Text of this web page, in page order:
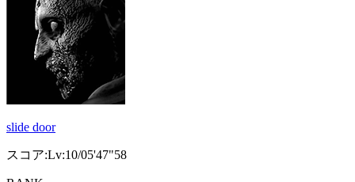
slide door
スコア:Lv:10/05'47"58